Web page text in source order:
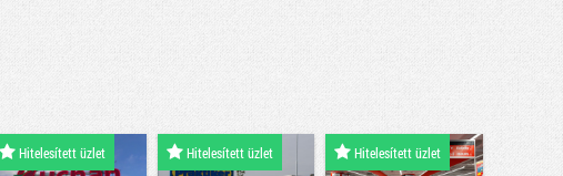
Hitelesített üzlet Hitelesített üzlet Hitelesített üzlet